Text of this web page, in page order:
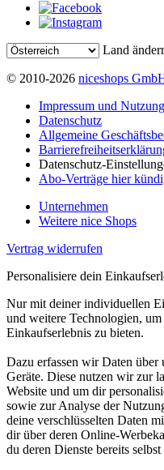
Land
© 2010-2026 niceshops
Impressum und
Datenschutz
Allgemeine
Datenschutz-
Abo-Verträge hier
Unternehmen
Weitere nice Shops
Vertrag widerrufen
Personalisiere dein
Nur mit deiner individuellen
und weitere Technologien,
Einkaufserlebnis zu bieten.
Dazu erfassen wir Daten über
Geräte. Diese nutzen wir zur
Website und um dir
sowie zur Analyse der
deine verschlüsselten Daten
dir über deren Online-
du deren Dienste bereits selbst